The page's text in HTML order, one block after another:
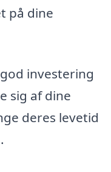
på dine
investering
sig af dine
deres levetid